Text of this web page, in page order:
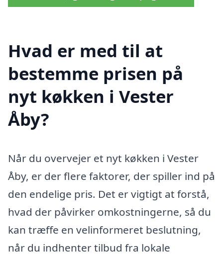
Hvad er med til at
bestemme prisen på
nyt køkken i Vester
Åby?
Når du overvejer et nyt køkken i Vester
Åby, er der flere faktorer, der spiller ind på
den endelige pris. Det er vigtigt at forstå,
hvad der påvirker omkostningerne, så du
kan træffe en velinformeret beslutning,
når du indhenter tilbud fra lokale